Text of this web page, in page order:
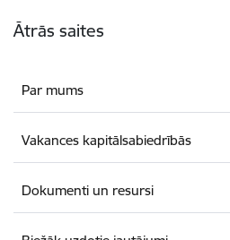
Ātrās saites
Par mums
Vakances kapitālsabiedrībās
Dokumenti un resursi